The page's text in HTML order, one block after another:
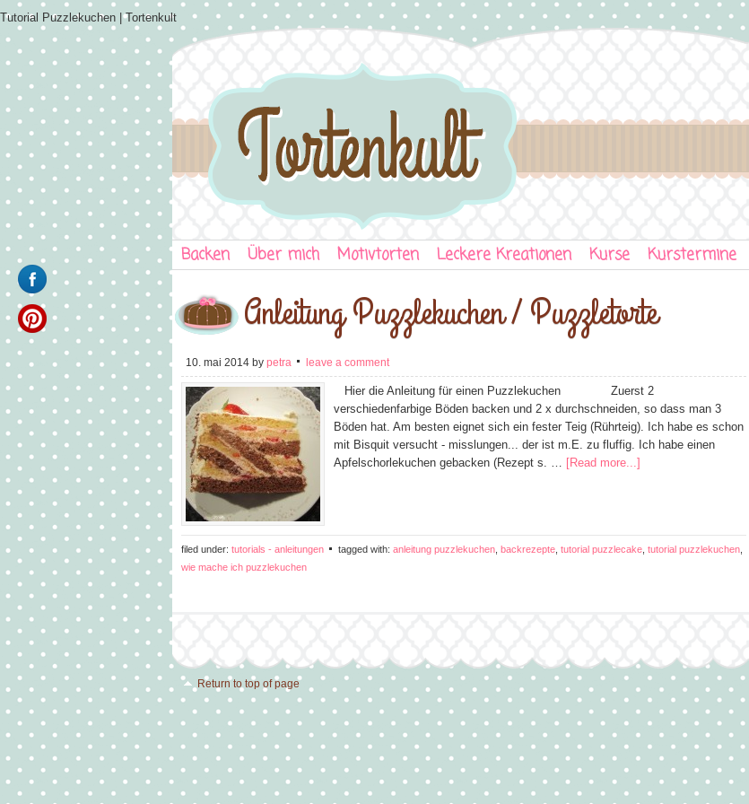
Tutorial Puzzlekuchen | Tortenkult
Backen Über mich Motivtorten Leckere Kreationen Kurse Kurstermine
Anleitung Puzzlekuchen / Puzzletorte
10. mai 2014 by petra leave a comment
Hier die Anleitung für einen Puzzlekuchen Zuerst 2
verschiedenfarbige Böden backen und 2 x durchschneiden, so dass man 3
Böden hat. Am besten eignet sich ein fester Teig (Rührteig). Ich habe es schon
mit Bisquit versucht - misslungen... der ist m.E. zu fluffig. Ich habe einen
Apfelschorlekuchen gebacken (Rezept s. … [Read more...]
filed under: tutorials - anleitungen tagged with: anleitung puzzlekuchen backrezepte tutorial puzzlecake tutorial puzzlekuchen
wie mache ich puzzlekuchen
Return to top of page